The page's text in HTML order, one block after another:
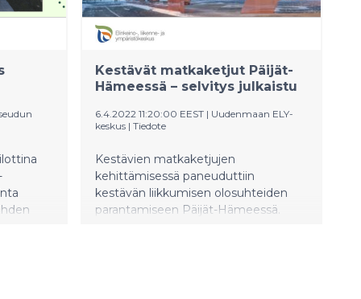
Kestävät matkaketjut Päijät-
Hämeessä – selvitys julkaistu
6.4.2022 11:20:00 EEST | Uudenmaan ELY-
keskus | Tiedote
Kestävien matkaketjujen
kehittämisessä paneuduttiin
kestävän liikkumisen olosuhteiden
parantamiseen Päijät-Hämeessä.